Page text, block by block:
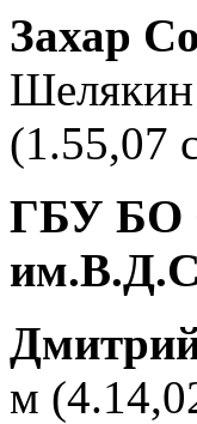
Захар
Шелякин
(1.55,07
ГБУ БО
м